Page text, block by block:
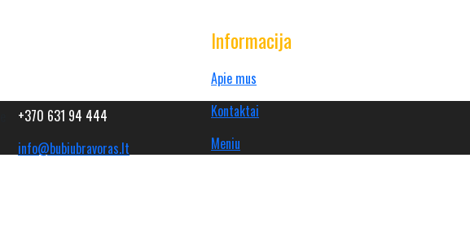
+370 631 94 444
info@bubiubravoras.lt
Informacija
Apie mus
Kontaktai
Meniu